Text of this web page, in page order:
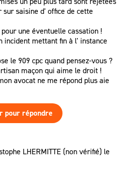
saisine d' office de cette
une éventuelle cassation !
incident mettant fin à l' instance
le 909 cpc quand pensez-vous ?
maçon qui aime le droit !
avocat ne me répond plus aie
pour répondre
LHERMITTE (non vérifié) le